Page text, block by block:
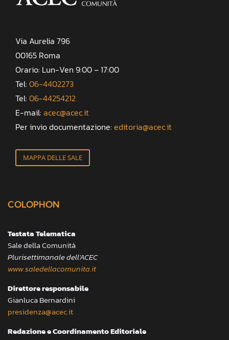
Via Aurelia 796
00165 Roma
Orario: Lun-Ven 9:00 – 17:00
Tel: 06-4402273
Tel: 06-44254212
E-mail: acec@acec.it
Per invio documentazione: editoria@acec.it
MAPPA DELLE SALE
COLOPHON
Testata Telematica
Sale della Comunità
Plurisettimanale dell’ACEC
www.saledellacomunita.it
Direttore responsabile
Gianluca Bernardini
presidenza@acec.it
Redazione e Coordinamento Editoriale